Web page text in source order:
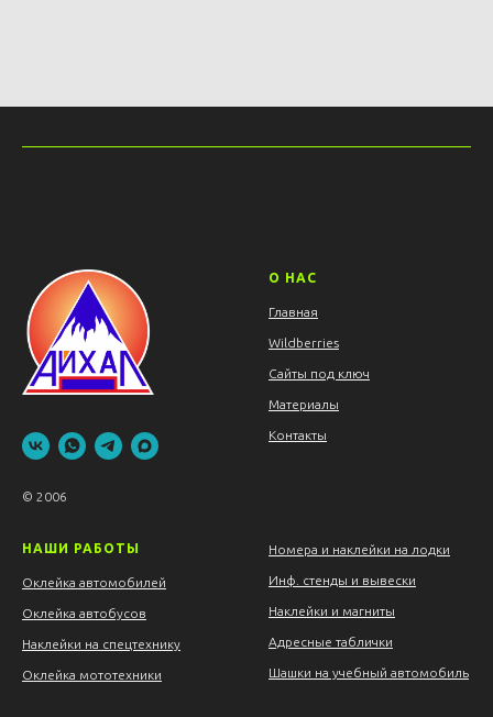
© 2006
О НАС
Главная
Wildberries
Сайты под ключ
Материалы
Контакты
НАШИ РАБОТЫ
Оклейка автомобилей
Оклейка автобусов
Наклейки на спецтехнику
Оклейка мототехники
Номера и наклейки на лодки
Инф. стенды и вывески
Наклейки и магниты
Адресные таблички
Шашки на учебный автомобиль